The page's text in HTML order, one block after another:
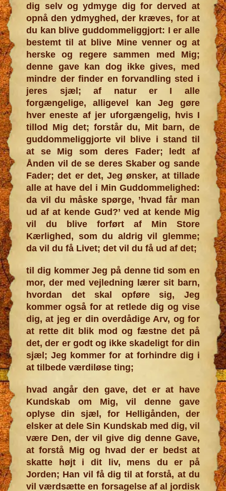
dig selv og ydmyge dig for derved at
opnå den ydmyghed, der kræves, for at
du kan blive guddommeliggjort: I er alle
bestemt til at blive Mine venner og at
herske og regere sammen med Mig;
denne gave kan dog ikke gives, med
mindre der finder en forvandling sted i
jeres sjæl; af natur er I alle
forgængelige, alligevel kan Jeg gøre
hver eneste af jer uforgængelig, hvis I
tillod Mig det; forstår du, Mit barn, de
guddommeliggjorte vil blive i stand til
at se Mig som deres Fader; ledt af
Ånden vil de se deres Skaber og sande
Fader; det er det, Jeg ønsker, at tillade
alle at have del i Min Guddommelighed:
da vil du måske spørge, ’hvad får man
ud af at kende Gud?’ ved at kende Mig
vil du blive forført af Min Store
Kærlighed, som du aldrig vil glemme;
da vil du få Livet; det vil du få ud af det;
til dig kommer Jeg på denne tid som en
mor, der med vejledning lærer sit barn,
hvordan det skal opføre sig, Jeg
kommer også for at retlede dig og vise
dig, at jeg er din overdådige Arv, og for
at rette dit blik mod og fæstne det på
det, der er godt og ikke skadeligt for din
sjæl; Jeg kommer for at forhindre dig i
at tilbede værdiløse ting;
hvad angår den gave, det er at have
Kundskab om Mig, vil denne gave
oplyse din sjæl, for Helligånden, der
elsker at dele Sin Kundskab med dig, vil
være Den, der vil give dig denne Gave,
at forstå Mig og hvad der er bedst at
skatte højt i dit liv, mens du er på
Jorden; Han vil få dig til at forstå, at du
vil værdsætte en forsagelse af al jordisk